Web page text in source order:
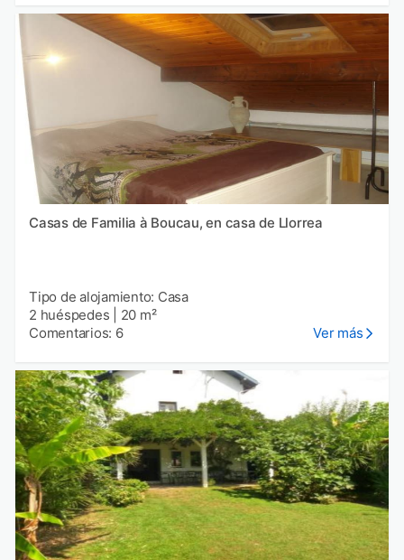
Casas de Familia à Boucau, en casa de Llorrea
Tipo de alojamiento: Casa
2 huéspedes
20 m²
Comentarios: 6
Ver más